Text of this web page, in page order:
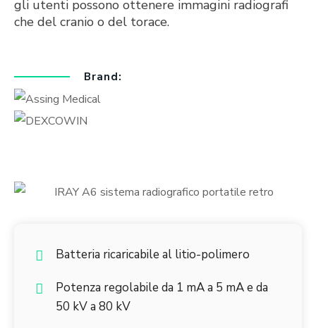
gli utenti possono ottenere immagini radiografi
che del cranio o del torace.
Brand:
Batteria ricaricabile al litio-polimero
Potenza regolabile da 1 mA a 5 mA e da
50 kV a 80 kV